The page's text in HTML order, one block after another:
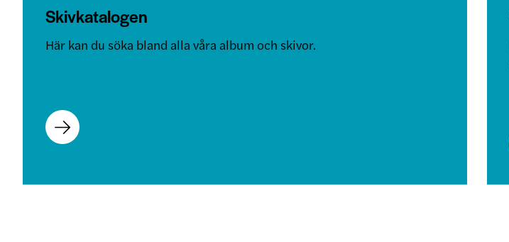
Skivkatalogen
Här kan du söka bland alla våra album och skivor.